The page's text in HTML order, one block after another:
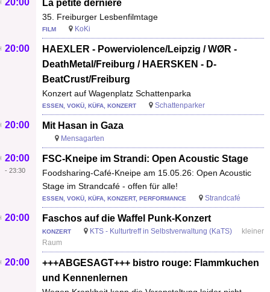
La petite dernière
35. Freiburger Lesbenfilmtage
FILM KoKi
HAEXLER - Powerviolence/Leipzig / WØR -
DeathMetal/Freiburg / HAERSKEN - D-
BeatCrust/Freiburg
Konzert auf Wagenplatz Schattenparka
20:00
ESSEN, VOKÜ, KÜFA, KONZERT Schattenparker
Mit Hasan in Gaza
20:00
Mensagarten
FSC-Kneipe im Strandi: Open Acoustic Stage
Foodsharing-Café-Kneipe am 15.05.26: Open Acoustic
Stage im Strandcafé - offen für alle!
20:00
- 23:30
ESSEN, VOKÜ, KÜFA, KONZERT, PERFORMANCE Strandcafé
Faschos auf die Waffel Punk-Konzert
20:00
KONZERT KTS - Kulturtreff in Selbstverwaltung (KaTS)
kleiner
Raum
+++ABGESAGT+++ bistro rouge: Flammkuchen
und Kennenlernen
20:00